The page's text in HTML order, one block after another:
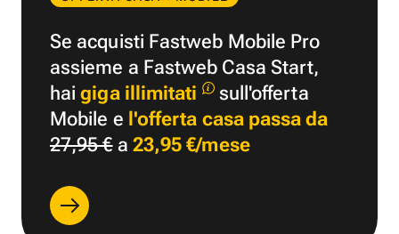
Se acquisti Fastweb Mobile Pro
assieme a Fastweb Casa Start,
haigiga illimitati
sull'offerta
Mobile e l'offerta casa passa da
27,95 €a 23,95 €/mese